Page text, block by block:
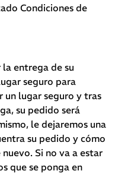
Condiciones de
entrega de su
seguro para
un lugar seguro y tras
su pedido será
le dejaremos una
su pedido y cómo
Si no va a estar
que se ponga en